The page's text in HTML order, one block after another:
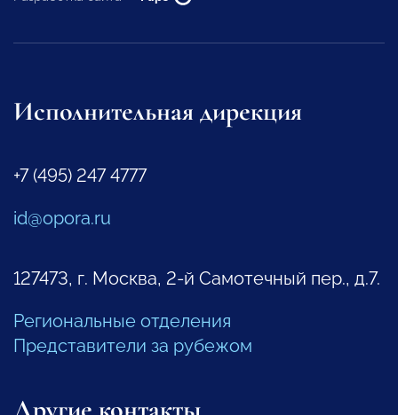
Исполнительная дирекция
+7 (495) 247 4777
id@opora.ru
127473, г. Москва, 2-й Самотечный пер., д.7.
Региональные отделения
Представители за рубежом